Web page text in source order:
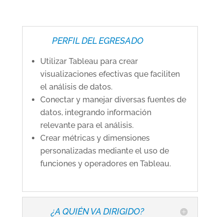
PERFIL DEL EGRESADO
Utilizar Tableau para crear
visualizaciones efectivas que faciliten
el análisis de datos.
Conectar y manejar diversas fuentes de
datos, integrando información
relevante para el análisis.
Crear métricas y dimensiones
personalizadas mediante el uso de
funciones y operadores en Tableau.
¿A QUIÉN VA DIRIGIDO?